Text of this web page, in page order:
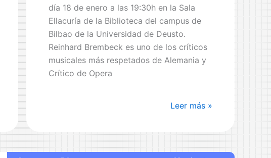
día 18 de enero a las 19:30h en la Sala
Ellacuría de la Biblioteca del campus de
Bilbao de la Universidad de Deusto.
Reinhard Brembeck es uno de los críticos
musicales más respetados de Alemania y
Crítico de Opera
X
Verdi:
«Verdi
Leer más »